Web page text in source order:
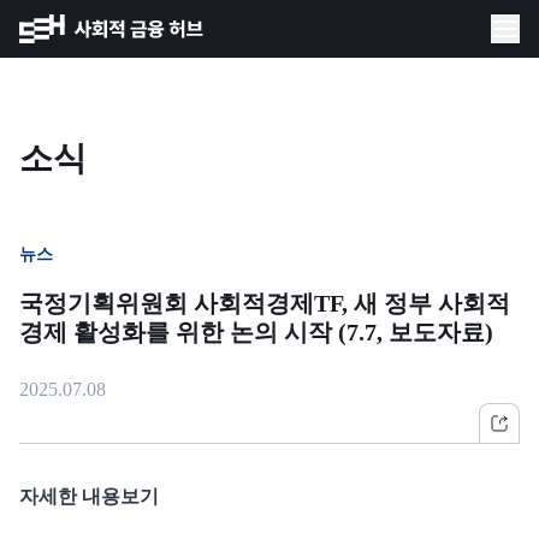
소식
뉴스
국정기획위원회 사회적경제TF, 새 정부 사회적
경제 활성화를 위한 논의 시작 (7.7, 보도자료)
2025.07.08
자세한 내용보기